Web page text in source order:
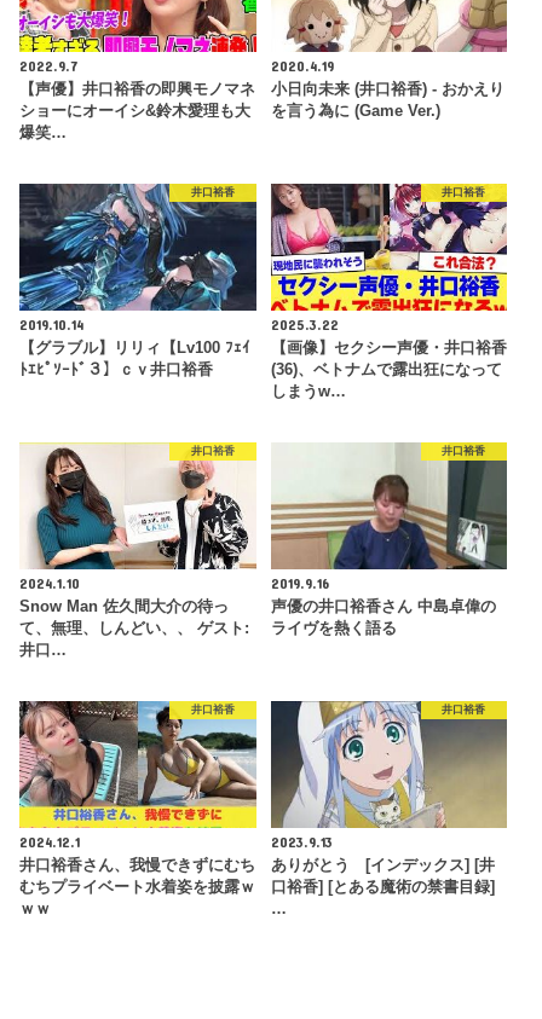
2022.9.7
【声優】井口裕香の即興モノマネ
ショーにオーイシ&鈴木愛理も大
爆笑…
2020.4.19
小日向未来 (井口裕香) - おかえり
を言う為に (Game Ver.)
井口裕香
2019.10.14
【グラブル】リリィ【Lv100 ﾌｪｲ
ﾄｴﾋﾟｿｰﾄﾞ３】ｃｖ井口裕香
井口裕香
2025.3.22
【画像】セクシー声優・井口裕香
(36)、ベトナムで露出狂になって
しまうw…
井口裕香
2024.1.10
Snow Man 佐久間大介の待っ
て、無理、しんどい、、 ゲスト:
井口…
井口裕香
2019.9.16
声優の井口裕香さん 中島卓偉の
ライヴを熱く語る
井口裕香
2024.12.1
井口裕香さん、我慢できずにむち
むちプライベート水着姿を披露ｗ
ｗｗ
井口裕香
2023.9.13
ありがとう [インデックス] [井
口裕香] [とある魔術の禁書目録]
…